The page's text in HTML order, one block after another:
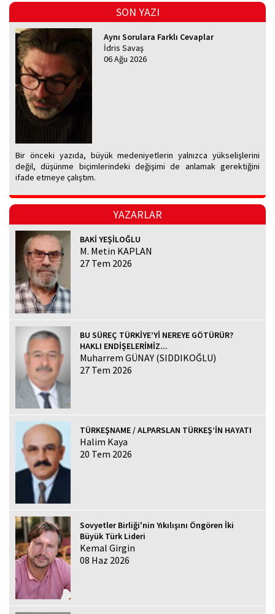
SON YAZI
Aynı Sorulara Farklı Cevaplar
İdris Savaş
06 Ağu 2026
Bir önceki yazıda, büyük medeniyetlerin yalnızca yükselişlerini
değil, düşünme biçimlerindeki değişimi de anlamak gerektiğini
ifade etmeye çalıştım.
YAZARLAR
BAKİ YEŞİLOĞLU
M. Metin KAPLAN
27 Tem 2026
BU SÜREÇ TÜRKİYE’Yİ NEREYE GÖTÜRÜR?
HAKLI ENDİŞELERİMİZ...
Muharrem GÜNAY (SIDDIKOĞLU)
27 Tem 2026
TÜRKEŞNAME / ALPARSLAN TÜRKEŞ’İN HAYATI
Halim Kaya
20 Tem 2026
Sovyetler Birliği'nin Yıkılışını Öngören İki
Büyük Türk Lideri
Kemal Girgin
08 Haz 2026